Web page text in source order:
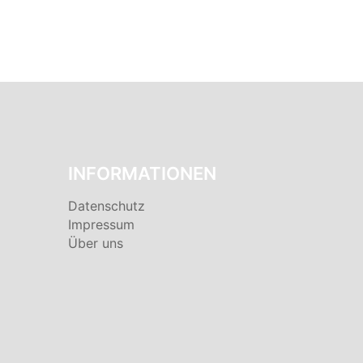
INFORMATIONEN
Datenschutz
Impressum
Über uns